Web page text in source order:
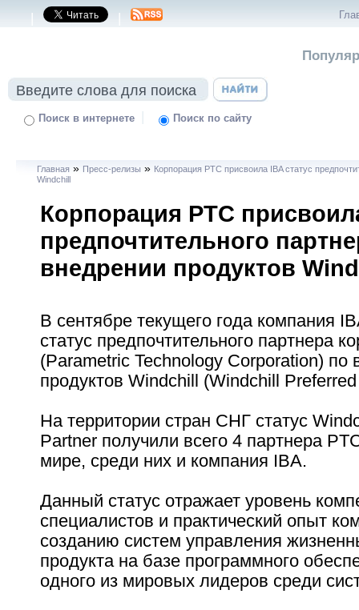
| |
Поиск в интернете | Поиск по сайту
Главная » Пресс-релизы » Корпорация PTC присвоила IBA статус
Windchill
Корпорация PTC
предпочтительного
внедрении продуктов
В сентябре текущего года компания
статус предпочтительного партнера
(Parametric Technology Corporation) по
продуктов Windchill (Windchill
На территории стран СНГ статус
Partner получили всего 4 партнера
мире, среди них и компания IBA.
Данный статус отражает уровень
специалистов и практический опыт
созданию систем управления
продукта на базе программного
одного из мировых лидеров среди